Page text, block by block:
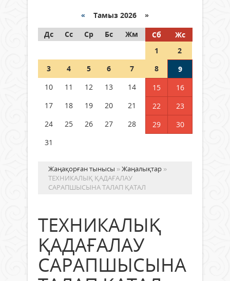
граждане Казахстана,
05 тамыз 2026 ж. 160
Шетелде жүрген Қазақстан
азаматтары қалай дауыс бере
« Тамыз 2026 »
Дс
Сс Ср Бс Жм Сб
Жс
1
2
3
4 5 6 7 8
9
10
11 12 13 14 15
16
17
18 19 20 21 22
23
24
25 26 27 28 29
30
31
Жаңақорған тынысы »Жаңалықтар »
ТЕХНИКАЛЫҚ ҚАДАҒАЛАУ
САРАПШЫСЫНА ТАЛАП ҚАТАЛ
ТЕХНИКАЛЫҚ
ҚАДАҒАЛАУ
САРАПШЫСЫНА